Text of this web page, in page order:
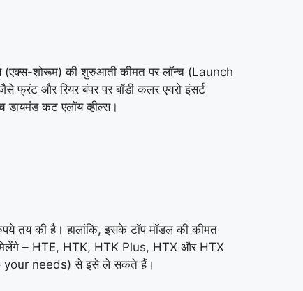
शोरूम) की शुरुआती कीमत पर लॉन्च (Launch
और रियर बंपर पर बॉडी कलर एयरो इंसर्ट
कट एलॉय व्हील्स।
की है। हालांकि, इसके टॉप मॉडल की कीमत
– HTE, HTK, HTK Plus, HTX और HTX
your needs) से इसे ले सकते हैं।